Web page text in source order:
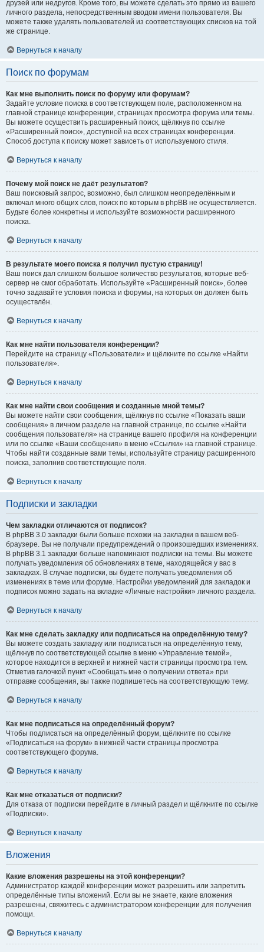
друзей или недругов. Кроме того, вы можете сделать это прямо из вашего
личного раздела, непосредственным вводом имени пользователя. Вы
можете также удалять пользователей из соответствующих списков на той
же странице.
Вернуться к началу
Поиск по форумам
Как мне выполнить поиск по форуму или форумам?
Задайте условие поиска в соответствующем поле, расположенном на
главной странице конференции, страницах просмотра форума или темы.
Вы можете осуществить расширенный поиск, щёлкнув по ссылке
«Расширенный поиск», доступной на всех страницах конференции.
Способ доступа к поиску может зависеть от используемого стиля.
Вернуться к началу
Почему мой поиск не даёт результатов?
Ваш поисковый запрос, возможно, был слишком неопределённым и
включал много общих слов, поиск по которым в phpBB не осуществляется.
Будьте более конкретны и используйте возможности расширенного
поиска.
Вернуться к началу
В результате моего поиска я получил пустую страницу!
Ваш поиск дал слишком большое количество результатов, которые веб-
сервер не смог обработать. Используйте «Расширенный поиск», более
точно задавайте условия поиска и форумы, на которых он должен быть
осуществлён.
Вернуться к началу
Как мне найти пользователя конференции?
Перейдите на страницу «Пользователи» и щёлкните по ссылке «Найти
пользователя».
Вернуться к началу
Как мне найти свои сообщения и созданные мной темы?
Вы можете найти свои сообщения, щёлкнув по ссылке «Показать ваши
сообщения» в личном разделе на главной странице, по ссылке «Найти
сообщения пользователя» на странице вашего профиля на конференции
или по ссылке «Ваши сообщения» в меню «Ссылки» на главной странице.
Чтобы найти созданные вами темы, используйте страницу расширенного
поиска, заполнив соответствующие поля.
Вернуться к началу
Подписки и закладки
Чем закладки отличаются от подписок?
В phpBB 3.0 закладки были больше похожи на закладки в вашем веб-
браузере. Вы не получали предупреждений о произошедших изменениях.
В phpBB 3.1 закладки больше напоминают подписки на темы. Вы можете
получать уведомления об обновлениях в теме, находящейся у вас в
закладках. В случае подписки, вы будете получать уведомления об
изменениях в теме или форуме. Настройки уведомлений для закладок и
подписок можно задать на вкладке «Личные настройки» личного раздела.
Вернуться к началу
Как мне сделать закладку или подписаться на определённую тему?
Вы можете создать закладку или подписаться на определённую тему,
щёлкнув по соответствующей ссылке в меню «Управление темой»,
которое находится в верхней и нижней части страницы просмотра тем.
Отметив галочкой пункт «Сообщать мне о получении ответа» при
отправке сообщения, вы также подпишетесь на соответствующую тему.
Вернуться к началу
Как мне подписаться на определённый форум?
Чтобы подписаться на определённый форум, щёлкните по ссылке
«Подписаться на форум» в нижней части страницы просмотра
соответствующего форума.
Вернуться к началу
Как мне отказаться от подписки?
Для отказа от подписки перейдите в личный раздел и щёлкните по ссылке
«Подписки».
Вернуться к началу
Вложения
Какие вложения разрешены на этой конференции?
Администратор каждой конференции может разрешить или запретить
определённые типы вложений. Если вы не знаете, какие вложения
разрешены, свяжитесь с администратором конференции для получения
помощи.
Вернуться к началу